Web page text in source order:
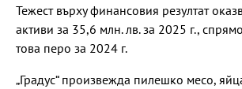
Тежест върху финансовия резултат
активи за 35,6 млн. лв. за 2025 г.,
това перо за 2024 г.
„Градус“ произвежда пилешко месо,